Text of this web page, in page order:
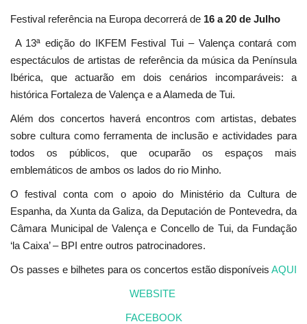
Festival referência na Europa decorrerá de 16 a 20 de Julho
A 13ª edição do IKFEM Festival Tui – Valença contará com
espectáculos de artistas de referência da música da Península
Ibérica, que actuarão em dois cenários incomparáveis: a
histórica Fortaleza de Valença e a Alameda de Tui.
Além dos concertos haverá encontros com artistas, debates
sobre cultura como ferramenta de inclusão e actividades para
todos os públicos, que ocuparão os espaços mais
emblemáticos de ambos os lados do rio Minho.
O festival conta com o apoio do Ministério da Cultura de
Espanha, da Xunta da Galiza, da Deputación de Pontevedra, da
Câmara Municipal de Valença e Concello de Tui, da Fundação
‘la Caixa’ – BPI entre outros patrocinadores.
Os passes e bilhetes para os concertos estão disponíveis AQUI
WEBSITE
FACEBOOK